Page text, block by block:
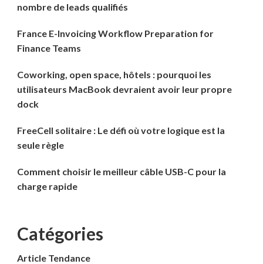
nombre de leads qualifiés
France E-Invoicing Workflow Preparation for
Finance Teams
Coworking, open space, hôtels : pourquoi les
utilisateurs MacBook devraient avoir leur propre
dock
FreeCell solitaire : Le défi où votre logique est la
seule règle
Comment choisir le meilleur câble USB-C pour la
charge rapide
Catégories
Article Tendance